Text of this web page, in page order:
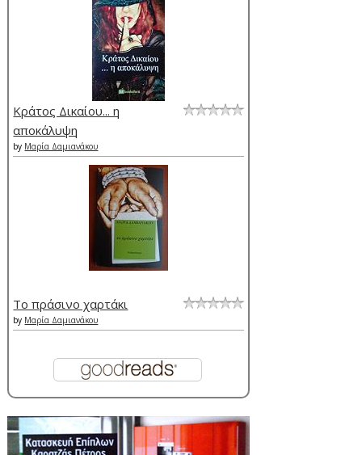
Κράτος Δικαίου... η
αποκάλυψη
by Μαρία Δαμιανάκου
Το πράσινο χαρτάκι
by Μαρία Δαμιανάκου